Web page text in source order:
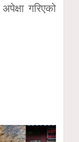
गरिएको